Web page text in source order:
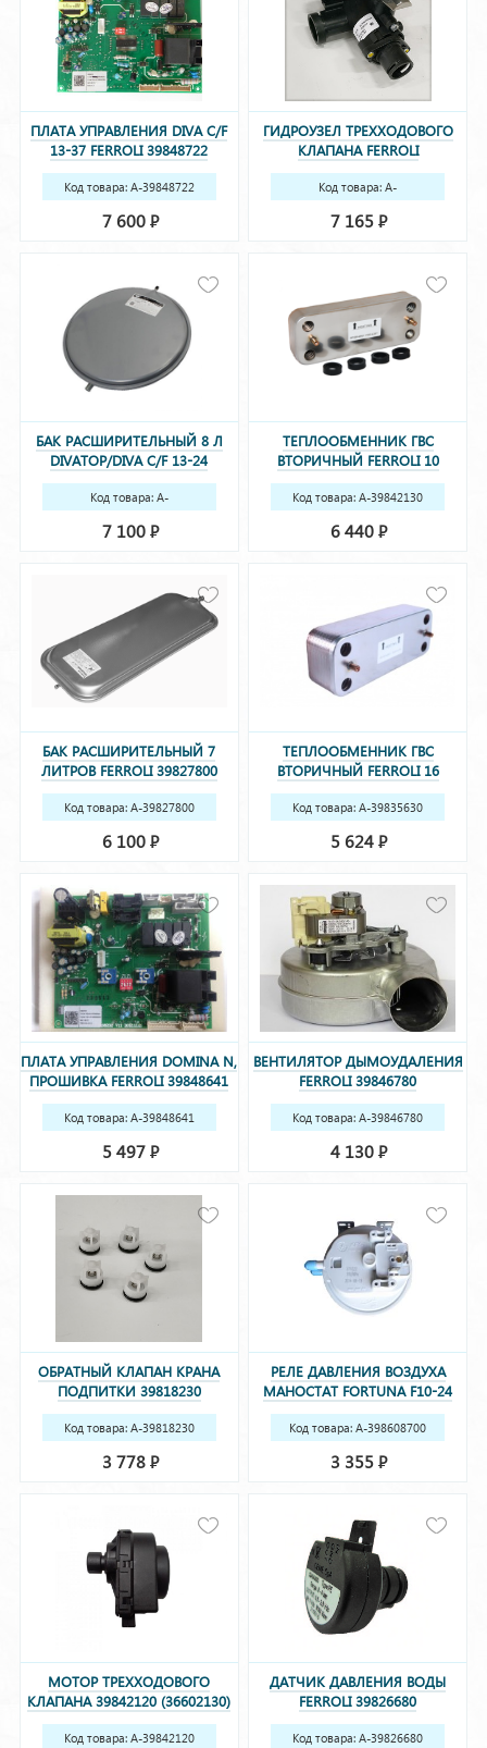
ПЛАТА УПРАВЛЕНИЯ DIVA C/F
13-37 FERROLI 39848722
(36509332, 39848720)
Код товара: A-39848722
7 600 Р
ГИДРОУЗЕЛ ТРЕХХОДОВОГО
КЛАПАНА FERROLI
39842110(39842111)
Код товара: A-
7 165Р
БАК РАСШИРИТЕЛЬНЫЙ 8 Л
DIVATOP/DIVA C/F 13-24
39841230(36800780)
Код товара: A-
7 100 Р
ТЕПЛООБМЕННИК ГВС
ВТОРИЧНЫЙ FERROLI 10
ПЛАСТИН 39842130 (37405870)
Код товара: A-39842130
6 440Р
БАК РАСШИРИТЕЛЬНЫЙ 7
ЛИТРОВ FERROLI 39827800
(36800800)
Код товара: A-39827800
6 100 Р
ТЕПЛООБМЕННИК ГВС
ВТОРИЧНЫЙ FERROLI 16
ПЛАСТИН 39835630 (37405130)
Код товара: A-39835630
5 624Р
ПЛАТА УПРАВЛЕНИЯ DOMINA N,
ПРОШИВКА FERROLI 39848641
(39848642, 36509320)
Код товара: A-39848641
5 497 Р
ВЕНТИЛЯТОР ДЫМОУДАЛЕНИЯ
FERROLI 39846780
Код товара: A-39846780
4 130Р
ОБРАТНЫЙ КЛАПАН КРАНА
ПОДПИТКИ 39818230
(39404740)
Код товара: A-39818230
3 778 Р
РЕЛЕ ДАВЛЕНИЯ ВОЗДУХА
МАНОСТАТ FORTUNA F10-24
PRO 398608700
Код товара: A-398608700
3 355Р
МОТОР ТРЕХХОДОВОГО
КЛАПАНА 39842120 (36602130)
Код товара: A-39842120
ДАТЧИК ДАВЛЕНИЯ ВОДЫ
FERROLI 39826680
Код товара: A-39826680